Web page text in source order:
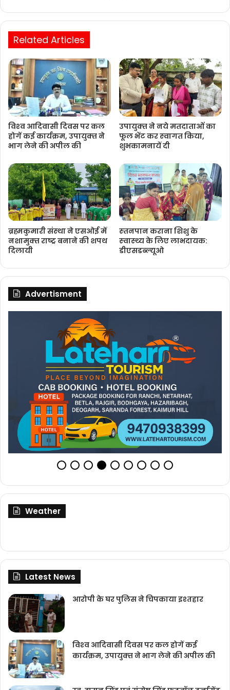
Related Articles
विश्‍व आदिवासी दिवस पर कल
होगें कई कार्यक्रम, उपायुक्‍त ने
भाग लेने की अपील की
उपायुक्‍त ने नये मतदाताओंं का
फूल भेंट कर स्‍वागत किया,
शुभकामनायें दी
ब्रह्मकुमारी संस्‍था ने एसओई में
नशामुक्‍त राष्‍ट्र बनाने की शपथ
दिलायी
स्‍तनपान कराना शिशु के
स्‍वास्‍थ्‍य के लिए लाभदायक:
डीएसडब्‍ल्‍यूओ
Advertisment
Weather
Latest News
आरोपी के घर पुलिस ने चिपकाया इश्तहार
विश्‍व आदिवासी दिवस पर कल होगें कई
कार्यक्रम, उपायुक्‍त ने भाग लेने की अपील की